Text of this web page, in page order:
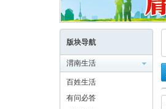
版块导航
渭南生活
百姓生活
有问必答